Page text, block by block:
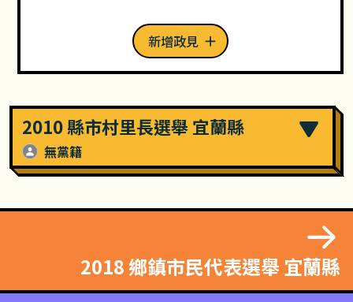
新增政見
2010 縣市村里長選舉 宜蘭縣
無黨籍
2018 鄉鎮市民代表選舉 宜蘭縣